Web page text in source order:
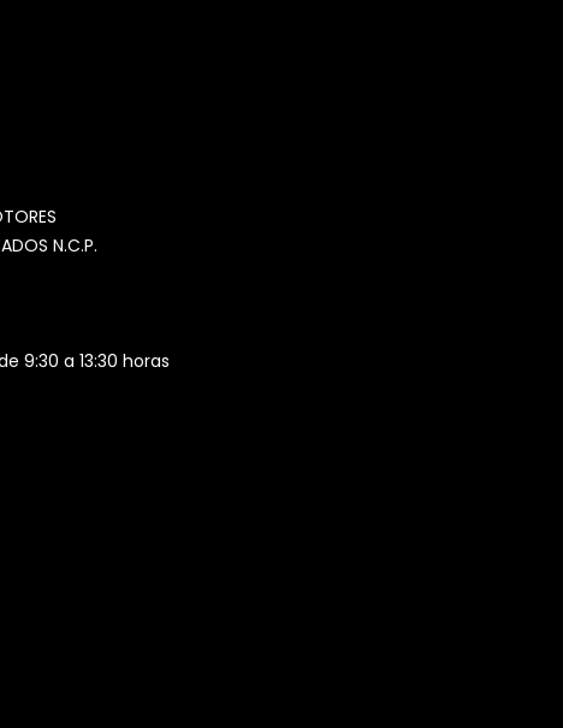
N.C.P.
9:30 a 13:30 horas